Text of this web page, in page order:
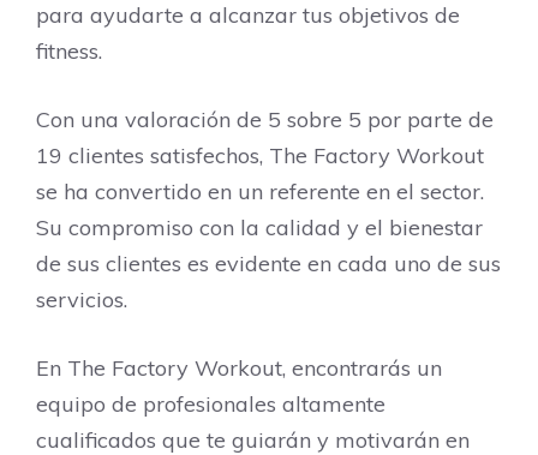
para ayudarte a alcanzar tus objetivos de
fitness.
Con una valoración de 5 sobre 5 por parte de
19 clientes satisfechos, The Factory Workout
se ha convertido en un referente en el sector.
Su compromiso con la calidad y el bienestar
de sus clientes es evidente en cada uno de sus
servicios.
En The Factory Workout, encontrarás un
equipo de profesionales altamente
cualificados que te guiarán y motivarán en